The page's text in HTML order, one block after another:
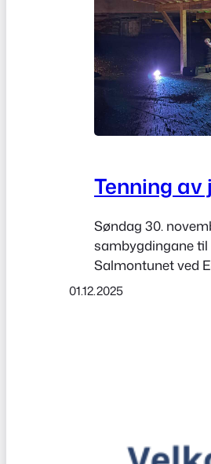
Tenning av
Søndag 30.
sambygdingane til
Salmontunet ved
Eikefjord
01.12.2025